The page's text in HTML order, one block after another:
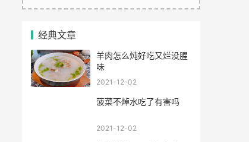
经典文章
羊肉怎么炖好吃又烂没腥
味
2021-12-02
菠菜不焯水吃了有害吗
2021-12-02